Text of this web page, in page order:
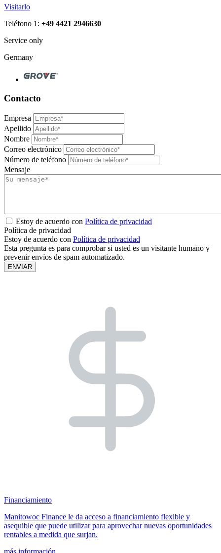
Visitarlo
Teléfono 1: +49 4421 2946630
Service only
Germany
Contacto
Empresa
Apellido
Nombre
Correo electrónico
Número de teléfono
Mensaje
Estoy de acuerdo con Política de privacidad
Política de privacidad
Estoy de acuerdo con Política de privacidad
Esta pregunta es para comprobar si usted es un visitante humano y
prevenir envíos de spam automatizado.
Financiamiento
Manitowoc Finance le da acceso a financiamiento flexible y
asequible que puede utilizar para aprovechar nuevas oportunidades
rentables a medida que surjan.